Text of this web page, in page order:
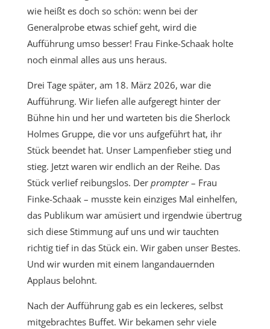
wie heißt es doch so schön: wenn bei der
Generalprobe etwas schief geht, wird die
Aufführung umso besser! Frau Finke-Schaak holte
noch einmal alles aus uns heraus.
Drei Tage später, am 18. März 2026, war die
Aufführung. Wir liefen alle aufgeregt hinter der
Bühne hin und her und warteten bis die Sherlock
Holmes Gruppe, die vor uns aufgeführt hat, ihr
Stück beendet hat. Unser Lampenfieber stieg und
stieg. Jetzt waren wir endlich an der Reihe. Das
Stück verlief reibungslos. Der prompter– Frau
Finke-Schaak – musste kein einziges Mal einhelfen,
das Publikum war amüsiert und irgendwie übertrug
sich diese Stimmung auf uns und wir tauchten
richtig tief in das Stück ein. Wir gaben unser Bestes.
Und wir wurden mit einem langandauernden
Applaus belohnt.
Nach der Aufführung gab es ein leckeres, selbst
mitgebrachtes Buffet. Wir bekamen sehr viele